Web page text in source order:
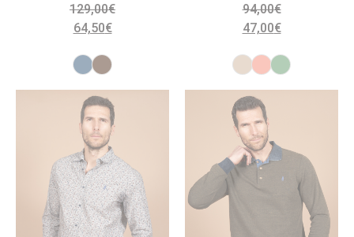
129,00€
64,50€
94,00€
47,00€